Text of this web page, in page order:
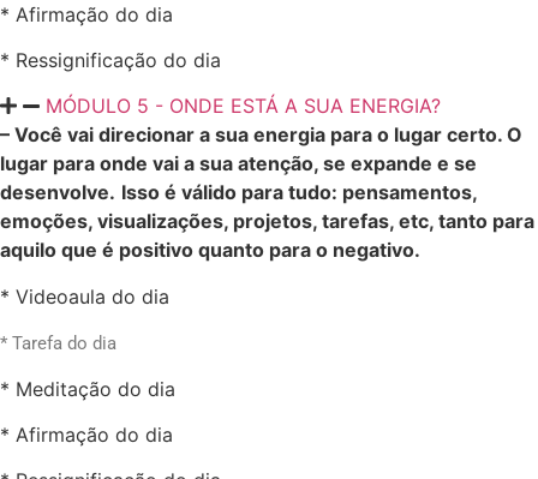
* Afirmação do dia
* Ressignificação do dia
MÓDULO 5 - ONDE ESTÁ A SUA ENERGIA?
– Você vai direcionar a sua energia para o lugar certo. O
lugar para onde vai a sua atenção, se expande e se
desenvolve. Isso é válido para tudo: pensamentos,
emoções, visualizações, projetos, tarefas, etc, tanto para
aquilo que é positivo quanto para o negativo.
* Videoaula do dia
* Tarefa do dia
* Meditação do dia
* Afirmação do dia